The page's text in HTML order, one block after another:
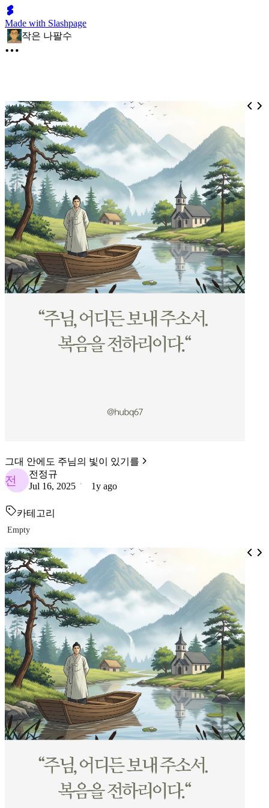
Made with Slashpage
작은 나팔수
그대 안에도 주님의 빛이 있기를
전
전정규
Jul 16, 2025
1y ago
카테고리
Empty